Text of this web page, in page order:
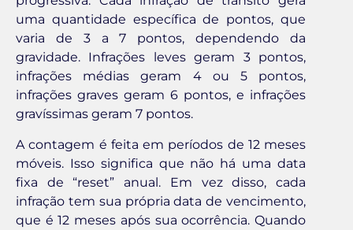
uma quantidade específica de pontos, que
varia de 3 a 7 pontos, dependendo da
gravidade. Infrações leves geram 3 pontos,
infrações médias geram 4 ou 5 pontos,
infrações graves geram 6 pontos, e infrações
gravíssimas geram 7 pontos.
A contagem é feita em períodos de 12 meses
móveis. Isso significa que não há uma data
fixa de “reset” anual. Em vez disso, cada
infração tem sua própria data de vencimento,
que é 12 meses após sua ocorrência. Quando